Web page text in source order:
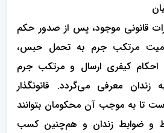
قانونی موجود، پس از صدور حکم
مرتکب جرم به تحمل حبس،
احکام کیفری ارسال و مرتکب جرم
معرفی می‌گردد. قانونگذار
تا به موجب آن محکومان بتوانند
و ضوابط زندان و هم‌چنین کسب